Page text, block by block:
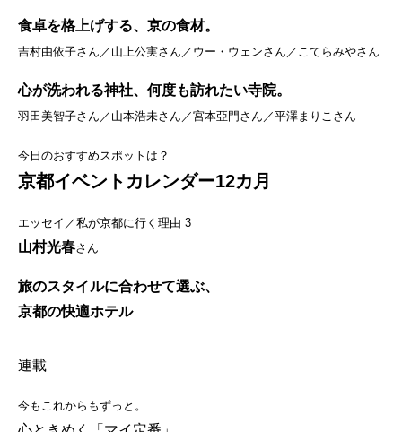
食卓を格上げする、京の食材。
吉村由依子さん／山上公実さん／ウー・ウェンさん／こてらみやさん
心が洗われる神社、何度も訪れたい寺院。
羽田美智子さん／山本浩未さん／宮本亞門さん／平澤まりこさん
今日のおすすめスポットは？
京都イベントカレンダー12カ月
エッセイ／私が京都に行く理由 3
山村光春さん
旅のスタイルに合わせて選ぶ、
京都の快適ホテル
連載
今もこれからもずっと。